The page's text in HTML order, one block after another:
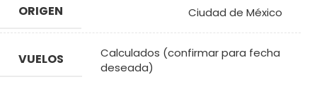
ORIGEN Ciudad de México
VUELOS
Calculados (confirmar para fecha
deseada)